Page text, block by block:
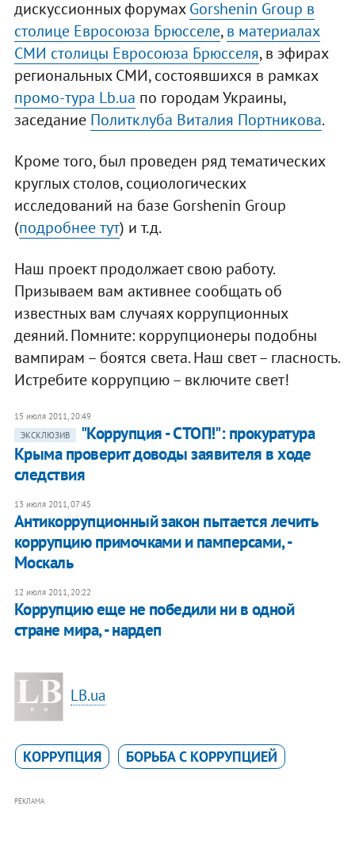
дискуссионных форумахGorshenin Group в
столице Евросоюза Брюсселе,в материалах
СМИ столицы Евросоюза Брюсселя, в эфирах
региональных СМИ, состоявшихся в рамках
промо-тура Lb.ua по городам Украины,
заседание Политклуба Виталия Портникова.
Кроме того, был проведен ряд тематических
круглых столов, социологических
исследований на базе Gorshenin Group
(подробнее тут) и т.д.
Наш проект продолжает свою работу.
Призываем вам активнее сообщать об
известных вам случаях коррупционных
деяний. Помните: коррупционеры подобны
вампирам – боятся света. Наш свет – гласность.
Истребите коррупцию – включите свет!
15 июля 2011, 20:49
ЭКСКЛЮЗИВ
"Коррупция - СТОП!": прокуратура
Крыма проверит доводы заявителя в ходе
следствия
13 июля 2011, 07:45
Антикоррупционный закон пытается лечить
коррупцию примочками и памперсами, -
Москаль
12 июля 2011, 20:22
Коррупцию еще не победили ни в одной
стране мира, - нардеп
LB.ua
КОРРУПЦИЯ БОРЬБА С КОРРУПЦИЕЙ
РЕКЛАМА